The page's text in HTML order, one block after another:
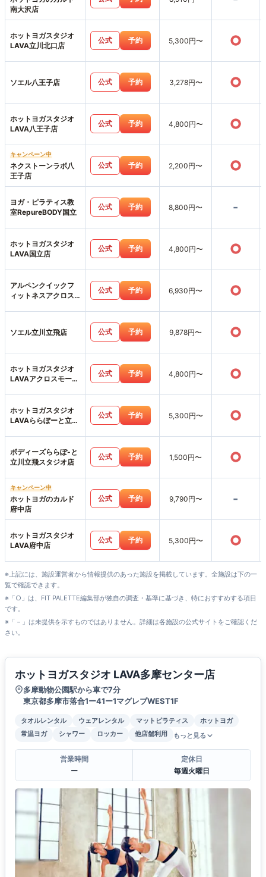
南大沢店
ホットヨガスタジオ
LAVA立川北口店
公式 予約 5,300円〜 ○
ソエル八王子店 公式 予約 3,278円〜 ○
ホットヨガスタジオ
LAVA八王子店
公式 予約 4,800円〜 ○
キャンペーン中
ネクストーンラボ八
王子店
公式 予約 2,200円〜 ○
ヨガ・ピラティス教
室RepureBODY国立
公式 予約 8,800円〜 -
ホットヨガスタジオ
LAVA国立店
公式 予約 4,800円〜 ○
アルペンクイックフ
ィットネスアクロス
公式 予約 6,930円〜 ○
ソエル立川立飛店 公式 予約 9,878円〜 ○
ホットヨガスタジオ
LAVAアクロスモール
公式 予約 4,800円〜 ○
ホットヨガスタジオ
LAVAららぽーと立川
公式 予約 5,300円〜 ○
ボディーズららぽ-と
立川立飛スタジオ店
公式 予約 1,500円〜 ○
キャンペーン中
ホットヨガのカルド
府中店
公式 予約 9,790円〜 -
ホットヨガスタジオ
LAVA府中店
公式 予約 5,300円〜 ○
※上記には、施設運営者から情報提供のあった施設を掲載しています。全施設は下の一
覧で確認できます。
※「○」は、FIT PALETTE編集部が独自の調査・基準に基づき、特におすすめする項目
です。
※「－」は未提供を示すものではありません。詳細は各施設の公式サイトをご確認くだ
さい。
ホットヨガスタジオ LAVA多摩センター店
多摩動物公園駅から車で7分
東京都多摩市落合1ー41ー1マグレブWEST1F
タオルレンタル ウェアレンタル マットピラティス
ホットヨガ
常温ヨガ
シャワー ロッカー 他店舗利用 もっと見る
営業時間
ー
定休日
毎週火曜日